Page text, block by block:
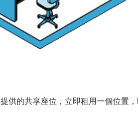
供的共享座位，立即租用一個位置